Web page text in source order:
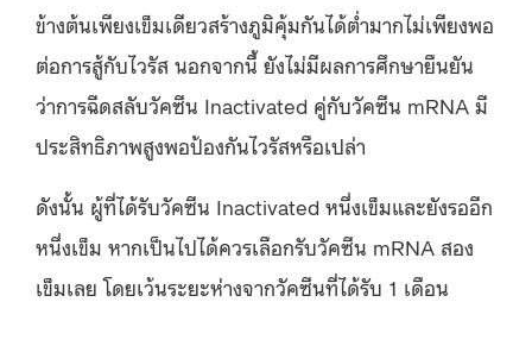
ข้างต้นเพียงเข็มเดียวสร้างภูมิคุ้มกันได้ต่ำมากไม่เพียงพอ
ต่อการสู้กับไวรัส นอกจากนี้ ยังไม่มีผลการศึกษายืนยัน
ว่าการฉีดสลับวัคซีน Inactivated คู่กับวัคซีน mRNA มี
ประสิทธิภาพสูงพอป้องกันไวรัสหรือเปล่า
ดังนั้น ผู้ที่ได้รับวัคซีน Inactivated หนึ่งเข็มและยังรออีก
หนึ่งเข็ม หากเป็นไปได้ควรเลือกรับวัคซีน mRNA สอง
เข็มเลย โดยเว้นระยะห่างจากวัคซีนที่ได้รับ 1 เดือน